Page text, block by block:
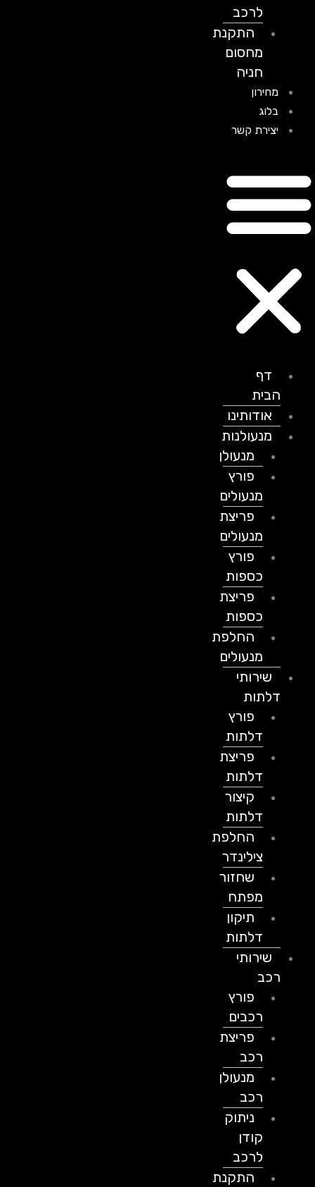
לרכב
התקנת
מחסום
חניה
מחירון
בלוג
יצירת קשר
דף
הבית
אודותינו
מנעולנות
מנעולן
פורץ
מנעולים
פריצת
מנעולים
פורץ
כספות
פריצת
כספות
החלפת
מנעולים
שירותי
דלתות
פורץ
דלתות
פריצת
דלתות
קיצור
דלתות
החלפת
צילינדר
שחזור
מפתח
תיקון
דלתות
שירותי
פורץ
רכבים
פריצת
מנעולן
ניתוק
לרכב
התקנת